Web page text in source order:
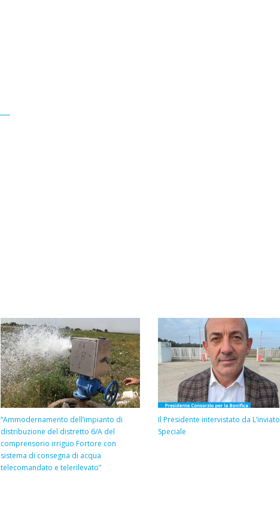
“Ammodernamento dell’impianto di
distribuzione del distretto 6/A del
comprensorio irriguo Fortore con
sistema di consegna di acqua
telecomandato e telerilevato”
Il Presidente intervistato da L’inviato
Speciale